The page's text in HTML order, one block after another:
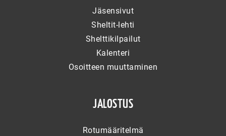
Jäsensivut
Sheltit-lehti
Shelttikilpailut
Kalenteri
Osoitteen muuttaminen
JALOSTUS
Rotumääritelmä